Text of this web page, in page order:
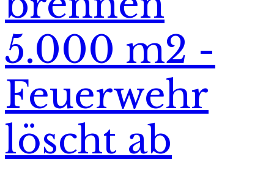
5.000 m2 -
Feuerwehr
löscht ab